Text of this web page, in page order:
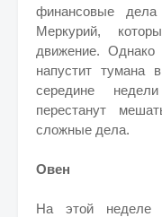
финансовые
Меркурий,
движение.
напустит тумана
середине
перестанут
сложные дела.
Овен
На этой неделе